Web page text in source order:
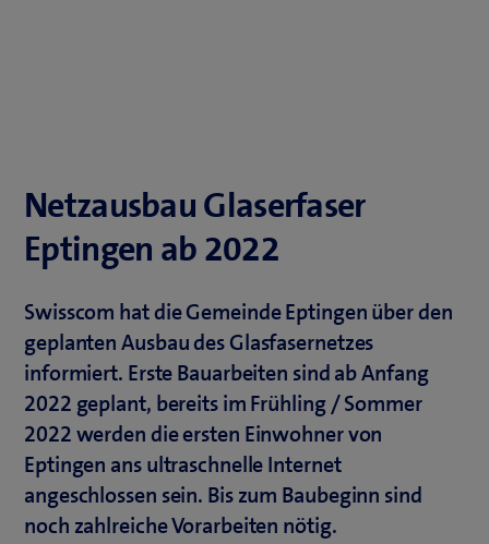
Netzausbau Glaserfaser
Eptingen ab 2022
Swisscom hat die Gemeinde Eptingen über den
geplanten Ausbau des Glasfasernetzes
informiert. Erste Bauarbeiten sind ab Anfang
2022 geplant, bereits im Frühling / Sommer
2022 werden die ersten Einwohner von
Eptingen ans ultraschnelle Internet
angeschlossen sein. Bis zum Baubeginn sind
noch zahlreiche Vorarbeiten nötig.